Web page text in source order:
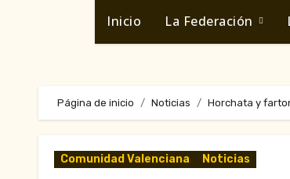
Inicio La Federación
Página de inicio Noticias Horchata y
Comunidad Valenciana Noticias